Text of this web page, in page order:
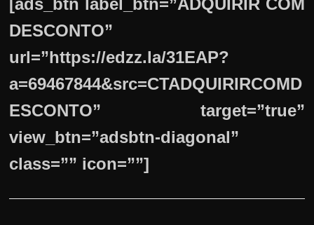
[ads_btn label_btn=”ADQUIRIR COM
DESCONTO”
url=”https://edzz.la/31EAP?
a=69467844&src=CTADQUIRIRCOMD
ESCONTO” target=”true”
view_btn=”adsbtn-diagonal”
class=”” icon=””]